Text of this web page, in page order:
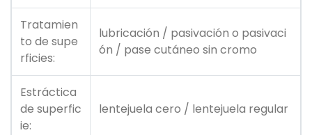
Tratamien
to de supe
rficies:
lubricación / pasivación o pasivaci
ón / pase cutáneo sin cromo
Estráctica
de superfic
ie:
lentejuela cero / lentejuela regular